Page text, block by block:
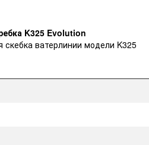
K325 Evolution
ватерлинии модели K325